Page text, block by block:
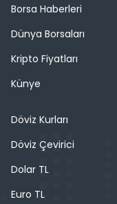
Borsa Haberleri
Dünya Borsaları
Kripto Fiyatları
Künye
Döviz Kurları
Döviz Çevirici
Dolar TL
Euro TL